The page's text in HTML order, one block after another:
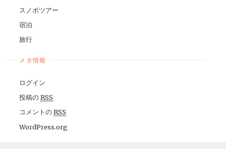
スノボツアー
宿泊
旅行
メタ情報
ログイン
投稿のRSS
コメントのRSS
WordPress.org